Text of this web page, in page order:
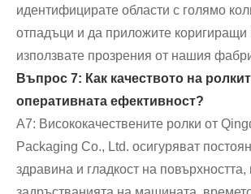
идентифицирате области с голямо
отпадъци и да приложите коригиращи
използвате прозрения от нашия
Въпрос 7: Как качеството на
оперативната ефективност?
A7: Висококачествените ролки от
Packaging Co., Ltd. осигуряват
здравина и гладкост на